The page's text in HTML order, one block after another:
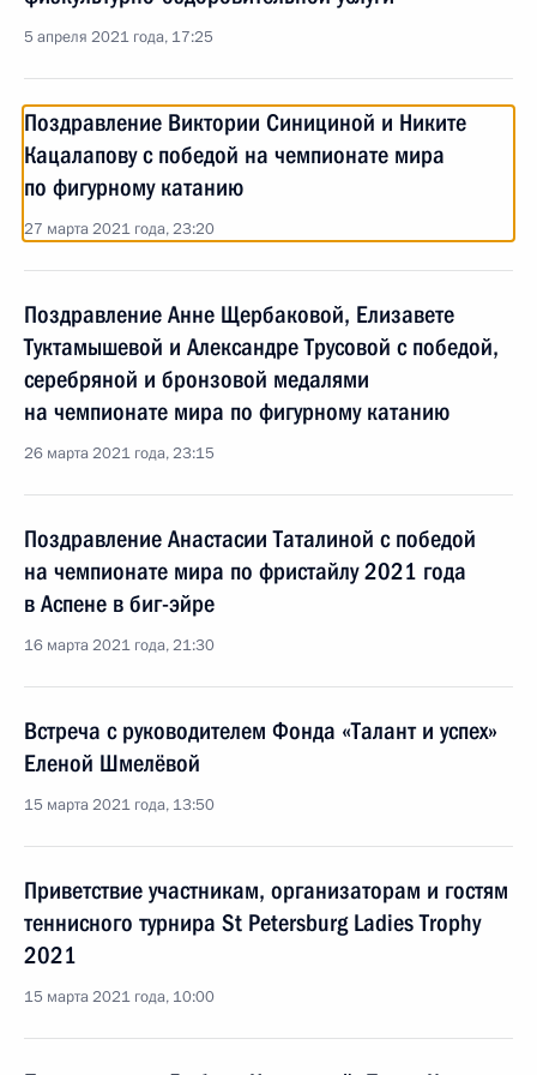
5 апреля 2021 года, 17:25
Поздравление Виктории Синициной и Никите
Кацалапову с победой на чемпионате мира
по фигурному катанию
27 марта 2021 года, 23:20
Поздравление Анне Щербаковой, Елизавете
Туктамышевой и Александре Трусовой с победой,
серебряной и бронзовой медалями
на чемпионате мира по фигурному катанию
26 марта 2021 года, 23:15
Поздравление Анастасии Таталиной с победой
на чемпионате мира по фристайлу 2021 года
в Аспене в биг-эйре
16 марта 2021 года, 21:30
Встреча с руководителем Фонда «Талант и успех»
Еленой Шмелёвой
15 марта 2021 года, 13:50
Приветствие участникам, организаторам и гостям
теннисного турнира St Petersburg Ladies Trophy
2021
15 марта 2021 года, 10:00